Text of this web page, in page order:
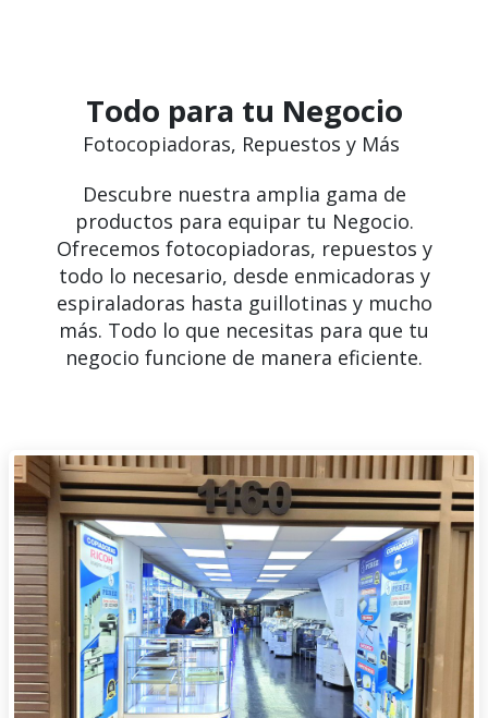
Todo para tu Negocio
Fotocopiadoras, Repuestos y Más
Descubre nuestra amplia gama de
productos para equipar tu Negocio.
Ofrecemos fotocopiadoras, repuestos y
todo lo necesario, desde enmicadoras y
espiraladoras hasta guillotinas y mucho
más. Todo lo que necesitas para que tu
negocio funcione de manera eficiente.